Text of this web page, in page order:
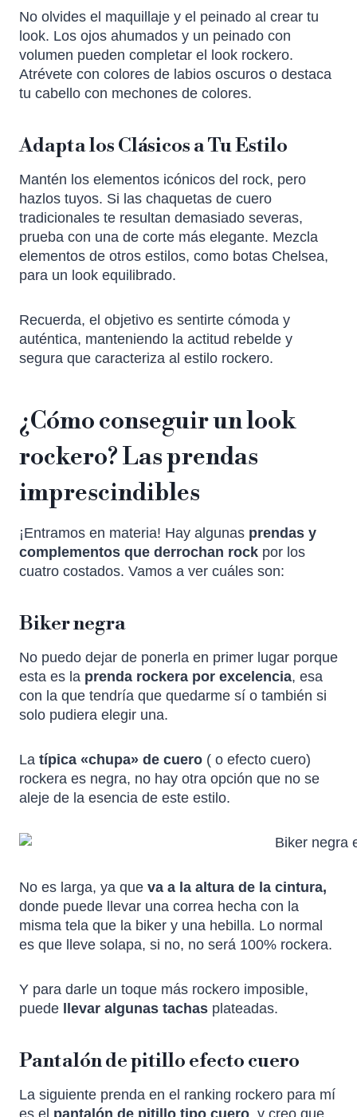
No olvides el maquillaje y el peinado al crear tu
look. Los ojos ahumados y un peinado con
volumen pueden completar el look rockero.
Atrévete con colores de labios oscuros o destaca
tu cabello con mechones de colores.
Adapta los Clásicos a Tu Estilo
Mantén los elementos icónicos del rock, pero
hazlos tuyos. Si las chaquetas de cuero
tradicionales te resultan demasiado severas,
prueba con una de corte más elegante. Mezcla
elementos de otros estilos, como botas Chelsea,
para un look equilibrado.
Recuerda, el objetivo es sentirte cómoda y
auténtica, manteniendo la actitud rebelde y
segura que caracteriza al estilo rockero.
¿Cómo conseguir un look
rockero? Las prendas
imprescindibles
¡Entramos en materia! Hay algunas prendas y
complementos que derrochan rock por los
cuatro costados. Vamos a ver cuáles son:
Biker negra
No puedo dejar de ponerla en primer lugar porque
esta es la prenda rockera por excelencia, esa
con la que tendría que quedarme sí o también si
solo pudiera elegir una.
La típica «chupa» de cuero ( o efecto cuero)
rockera es negra, no hay otra opción que no se
aleje de la esencia de este estilo.
No es larga, ya que va a la altura de la cintura,
donde puede llevar una correa hecha con la
misma tela que la biker y una hebilla. Lo normal
es que lleve solapa, si no, no será 100% rockera.
Y para darle un toque más rockero imposible,
puede llevar algunas tachas plateadas.
Pantalón de pitillo efecto cuero
La siguiente prenda en el ranking rockero para mí
es el pantalón de pitillo tipo cuero , y creo que